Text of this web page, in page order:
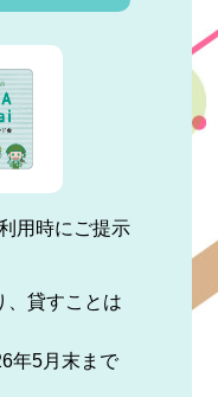
用時にご提示
、貸すことは
年5月末まで